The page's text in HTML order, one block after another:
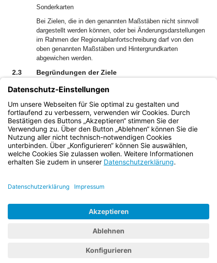
Sonderkarten
Bei Zielen, die in den genannten Maßstäben nicht sinnvoll
dargestellt werden können, oder bei Änderungsdarstellungen
im Rahmen der Regionalplanfortschreibung darf von den
oben genannten Maßstäben und Hintergrundkarten
abgewichen werden.
2.3 Begründungen der Ziele
Zeichnerische Darstellungen im Rahmen der Begründung
können in Begründungskarten im adäquaten Maßstab oder
in Abbildungen (z.B. Diagrammen, Graphiken, Tabellen)
vorgenommen werden.
Bayern.de
BayernPortal
Impressum